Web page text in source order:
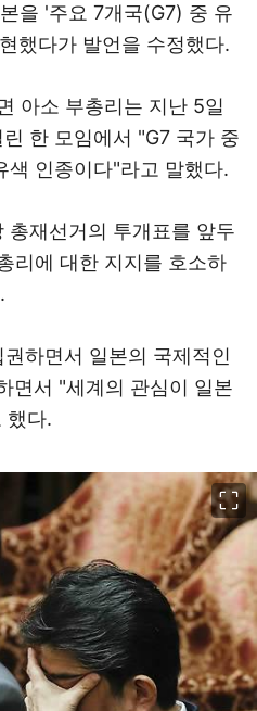
을 '주요 7개국(G7) 중 유
했다가 발언을 수정했다.
아소 부총리는 지난 5일
한 모임에서 "G7 국가 중
색 인종이다"라고 말했다.
재선거의 투개표를 앞두
리에 대한 지지를 호소하
하면서 일본의 국제적인
면서 "세계의 관심이 일본
했다.